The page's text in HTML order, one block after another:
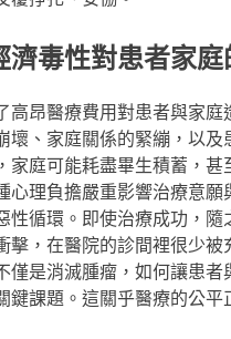
毒性對患者家
高昂醫療費用對患者與家
壞、家庭關係的緊繃，以
家庭可能耗盡畢生積蓄，
心理負擔嚴重影響治療意
性循環。即使治療成功，
擊，在醫院的診間裡很少
僅是消滅腫瘤，如何讓患
鍵課題。這關乎醫療的公